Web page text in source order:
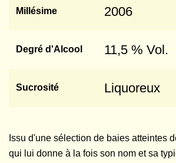
Millésime 2006
Degré d'Alcool 11,5 % Vol.
Sucrosité Liquoreux
Issu d'une sélection de baies atteintes
qui lui donne à la fois son nom et sa